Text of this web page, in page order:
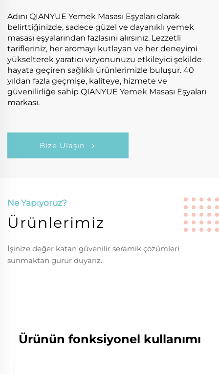
Adını QIANYUE Yemek Masası Eşyaları olarak
belirttiğinizde, sadece güzel ve dayanıklı yemek
masası eşyalarından fazlasını alırsınız. Lezzetli
tarifleriniz, her aromayı kutlayan ve her deneyimi
yükselterek yaratıcı vizyonunuzu etkileyici şekilde
hayata geçiren sağlıklı ürünlerimizle buluşur. 40
yıldan fazla geçmişe, kaliteye, hizmete ve
güvenilirliğe sahip QIANYUE Yemek Masası Eşyaları
markası.
Bize Ulaşın
Ne Yapıyoruz?
Ürünlerimiz
İşinize değer katan güvenilir seramik çözümleri
sunmaktan gurur duyarız.
Ürünün fonksiyonel kullanımı